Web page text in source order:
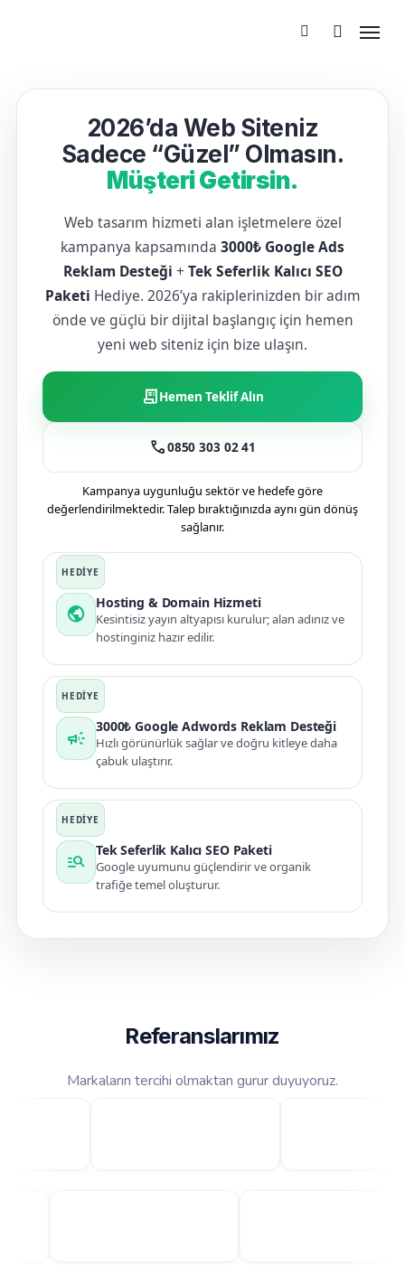
2026’da Web Siteniz
Sadece “Güzel” Olmasın.
Müşteri Getirsin.
Web tasarım hizmeti alan işletmelere özel
kampanya kapsamında 3000₺ Google Ads
Reklam Desteği + Tek Seferlik Kalıcı SEO
Paketi Hediye. 2026’ya rakiplerinizden bir adım
önde ve güçlü bir dijital başlangıç için hemen
yeni web siteniz için bize ulaşın.
receipt_longHemen Teklif Alın
call0850 303 02 41
Kampanya uygunluğu sektör ve hedefe göre
değerlendirilmektedir. Talep bıraktığınızda aynı gün dönüş
sağlanır.
public
Hosting & Domain Hizmeti
Kesintisiz yayın altyapısı kurulur; alan adınız ve
hostinginiz hazır edilir.
campaign
3000₺ Google Adwords Reklam Desteği
Hızlı görünürlük sağlar ve doğru kitleye daha
çabuk ulaştırır.
manage_search
Tek Seferlik Kalıcı SEO Paketi
Google uyumunu güçlendirir ve organik
trafiğe temel oluşturur.
Referanslarımız
Markaların tercihi olmaktan gurur duyuyoruz.